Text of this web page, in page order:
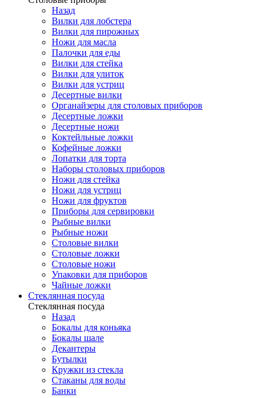
Назад
Вилки для лобстера
Вилки для пирожных
Ножи для масла
Палочки для еды
Вилки для стейка
Вилки для улиток
Вилки для устриц
Десертные вилки
Органайзеры для столовых приборов
Десертные ложки
Десертные ножи
Коктейльные ложки
Кофейные ложки
Лопатки для торта
Наборы столовых приборов
Ножи для стейка
Ножи для устриц
Ножи для фруктов
Приборы для сервировки
Рыбные вилки
Рыбные ножи
Столовые вилки
Столовые ложки
Столовые ножи
Упаковки для приборов
Чайные ложки
Стеклянная посуда
Стеклянная посуда
Назад
Бокалы для коньяка
Бокалы шале
Декантеры
Бутылки
Кружки из стекла
Стаканы для воды
Банки